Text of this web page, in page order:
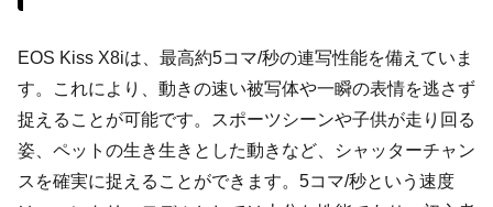
EOS Kiss X8iは、最高約5コマ/秒の連写性能を備えていま
す。これにより、動きの速い被写体や一瞬の表情を逃さず
捉えることが可能です。スポーツシーンや子供が走り回る
姿、ペットの生き生きとした動きなど、シャッターチャン
スを確実に捉えることができます。5コマ/秒という速度